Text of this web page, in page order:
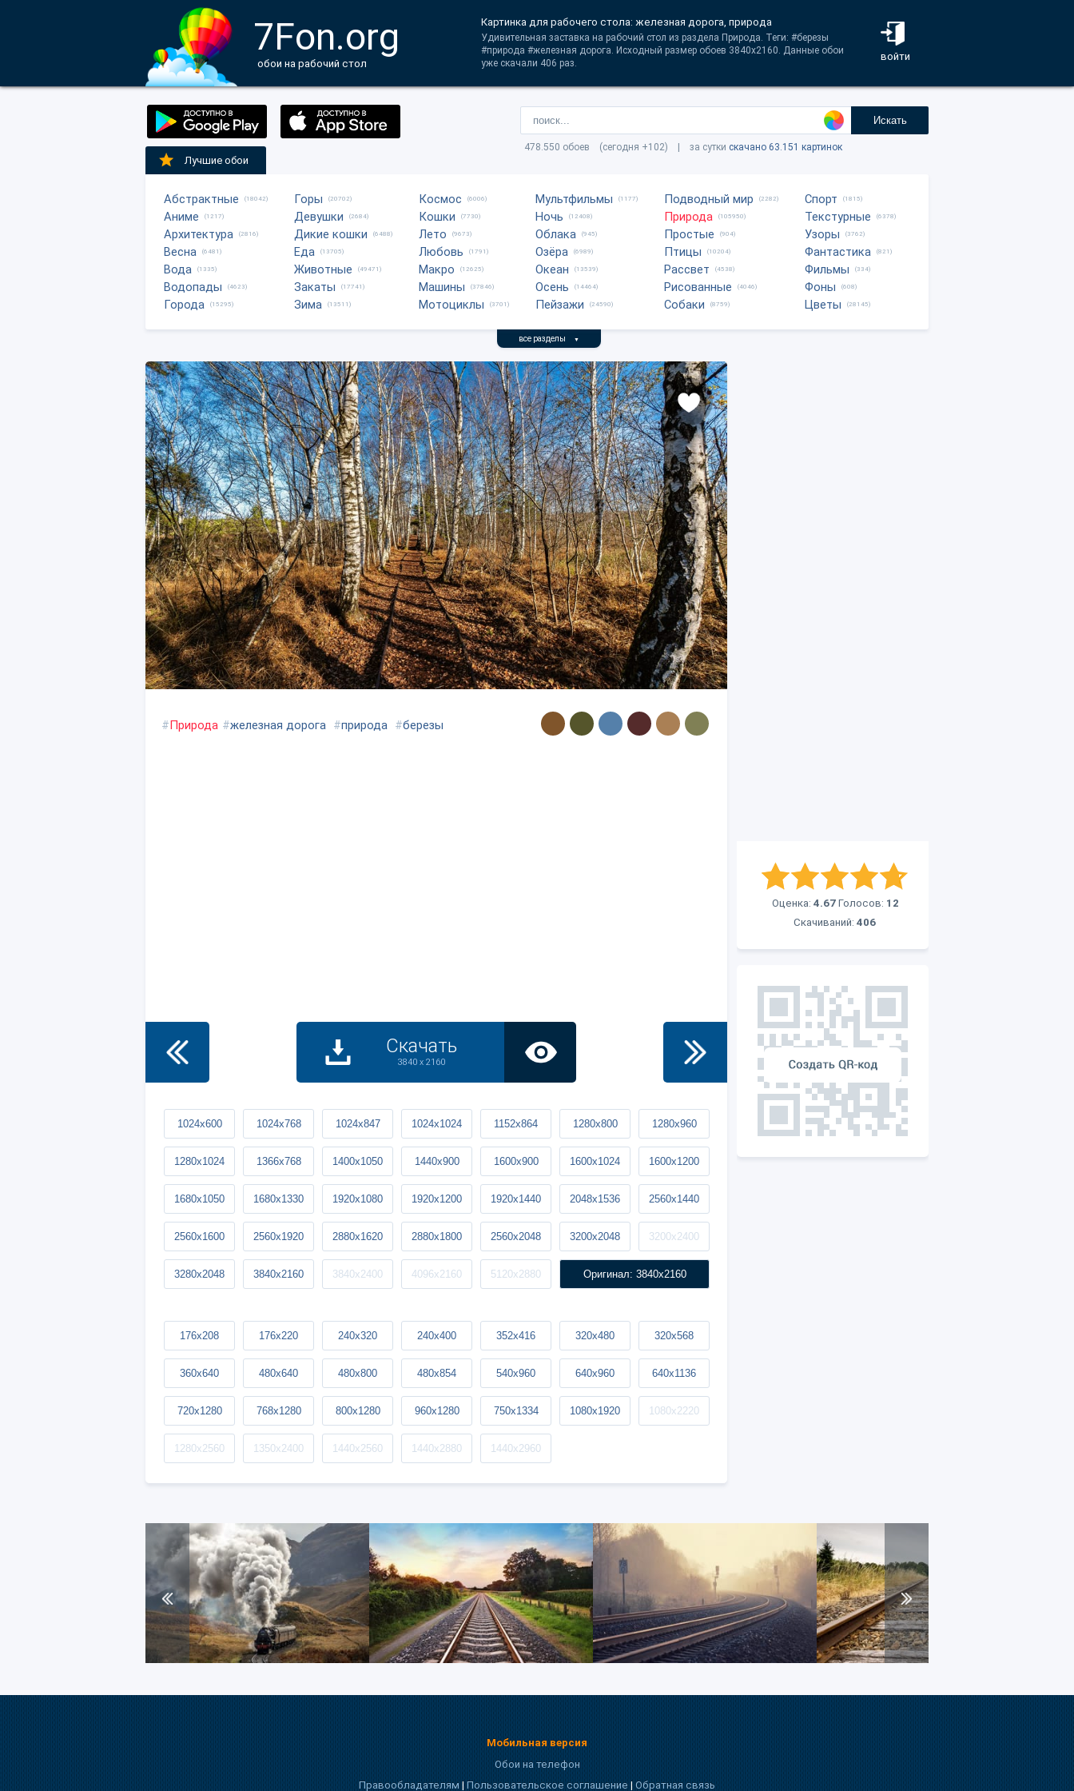
7Fon.org
обои на рабочий стол
войти
Картинка для рабочего стола: железная дорога, природа
Удивительная заставка на рабочий стол из раздела Природа. Теги: #березы
#природа #железная дорога. Исходный размер обоев 3840x2160. Данные обои
уже скачали 406 раз.
Искать
478.550 обоев (сегодня +102) | за сутки скачано 63.151 картинок
Лучшие обои
Абстрактные (18042)
Аниме (1217)
Архитектура (2816)
Весна (6481)
Вода (1335)
Водопады (4623)
Города (15295)
Горы (20702)
Девушки (2684)
Дикие кошки (6488)
Еда (13705)
Животные (49471)
Закаты (17741)
Зима (13511)
Космос (6006)
Кошки (7730)
Лето (9673)
Любовь (1791)
Макро (12625)
Машины (37846)
Мотоциклы (3701)
Мультфильмы (1177)
Ночь (12408)
Облака (945)
Озёра (6989)
Океан (13539)
Осень (14464)
Пейзажи (24590)
Подводный мир (2282)
Природа (105950)
Простые (904)
Птицы (10204)
Рассвет (4538)
Рисованные (4046)
Собаки (8759)
Спорт (1815)
Текстурные (6378)
Узоры (3762)
Фантастика (821)
Фильмы (334)
Фоны (608)
Цветы (28145)
все разделы ▼
Оценка: 4.67 Голосов: 12
Скачиваний: 406
#Природа #железная дорога #природа #березы
Скачать
3840 x 2160
1024x600 1024x768 1024x847 1024x1024 1152x864 1280x800 1280x960
1280x1024 1366x768 1400x1050 1440x900 1600x900 1600x1024 1600x1200
1680x1050 1680x1330 1920x1080 1920x1200 1920x1440 2048x1536 2560x1440
2560x1600 2560x1920 2880x1620 2880x1800 2560x2048 3200x2048 3200x2400
3280x2048 3840x2160 3840x2400 4096x2160 5120x2880 Оригинал: 3840x2160
176x208 176x220 240x320 240x400 352x416 320x480 320x568
360x640 480x640 480x800 480x854 540x960 640x960 640x1136
720x1280 768x1280 800x1280 960x1280 750x1334 1080x1920 1080x2220
1280x2560 1350x2400 1440x2560 1440x2880 1440x2960
Мобильная версия
Обои на телефон
Правообладателям|Пользовательское соглашение|Обратная связь